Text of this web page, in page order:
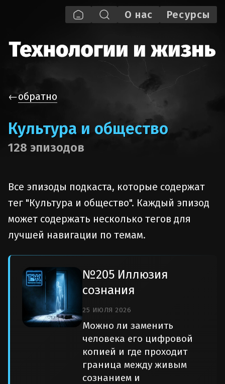
О нас Pecypcы
←обратно
Культура и общество
128 эпизодов
Все эпизоды подкаста, которые содержат
тег "Культура и общество". Каждый эпизод
может содержать несколько тегов для
лучшей навигации по темам.
№205 Иллюзия
сознания
25 ИЮЛЯ 2026
Можно ли заменить
человека его цифровой
копией и где проходит
граница между живым
сознанием и